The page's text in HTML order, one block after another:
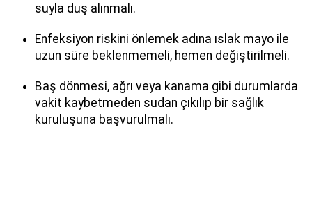
suyla duş alınmalı.
Enfeksiyon riskini önlemek adına ıslak mayo ile
uzun süre beklenmemeli, hemen değiştirilmeli.
Baş dönmesi, ağrı veya kanama gibi durumlarda
vakit kaybetmeden sudan çıkılıp bir sağlık
kuruluşuna başvurulmalı.